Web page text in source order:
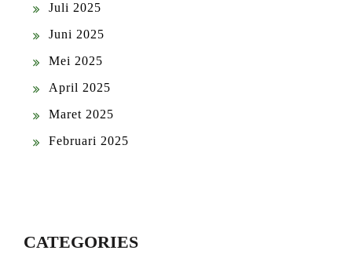
Juli 2025
Juni 2025
Mei 2025
April 2025
Maret 2025
Februari 2025
CATEGORIES